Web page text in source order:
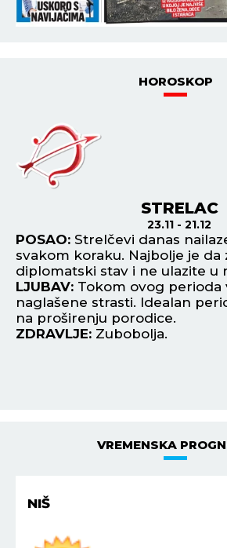
HOROSKOP
STRELAC
23.11 - 21.12
POSAO: Strelčevi danas
svakom koraku. Najbolje je da
diplomatski stav i ne ulazite u
LJUBAV: Tokom ovog perioda
naglašene strasti. Idealan
na proširenju porodice.
ZDRAVLJE: Zubobolja.
VREMENSKA
NIŠ